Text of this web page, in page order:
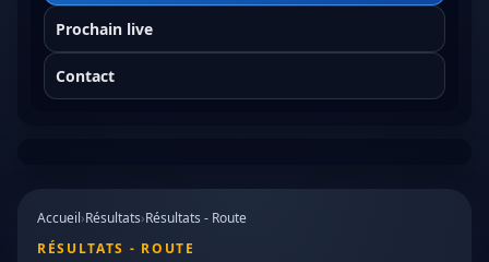
Prochain live
Contact
Accueil›Résultats›Résultats - Route
RÉSULTATS - ROUTE